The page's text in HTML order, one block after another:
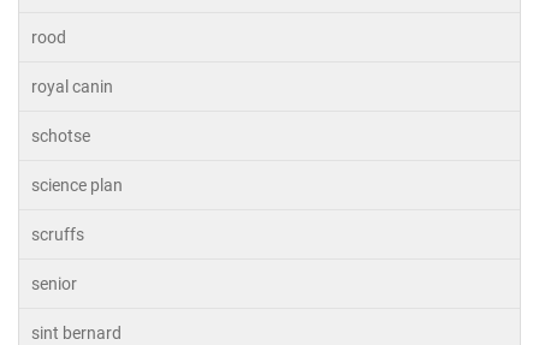
rood
royal canin
schotse
science plan
scruffs
senior
sint bernard